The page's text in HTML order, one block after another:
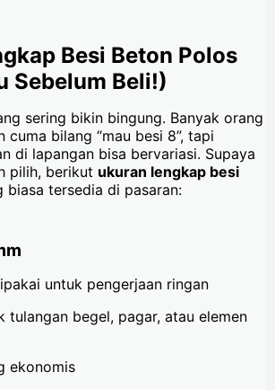
Besi Beton Polos
Sebelum Beli!)
sering bikin bingung. Banyak orang
cuma bilang “mau besi 8”, tapi
di lapangan bisa bervariasi. Supaya
pilih, berikut ukuran lengkap besi
biasa tersedia di pasaran:
untuk pengerjaan ringan
tulangan begel, pagar, atau elemen
ekonomis